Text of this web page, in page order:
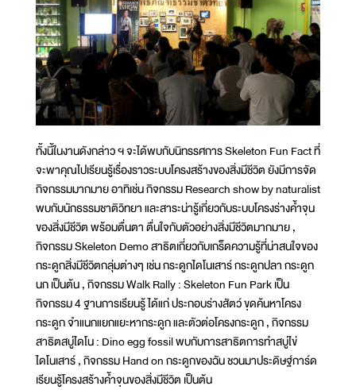
ทั้งนี้ในงานดังกล่าว ฯ จะได้พบกับนิทรรศการ Skeleton Fun Fact ที่
จะพาคุณไปเรียนรู้เรื่องราวระบบโครงสร้างของสิ่งมีชีวิต ยังมีการจัด
กิจกรรมมากมาย อาทิเช่น กิจกรรม Research show by naturalist
พบกับนักธรรมชาติวิทยา และสาระน่ารู้เกี่ยวกับระบบโครงร่างค้ำจุน
ของสิ่งมีชีวิต พร้อมตื่นตา ตื่นใจกับตัวอย่างสิ่งมีชีวิตมากมาย ,
กิจกรรม Skeleton Demo สาธิตเกี่ยวกับเกร็ดความรู้ที่น่าสนใจของ
กระดูกสิ่งมีชีวิตกลุ่มต่างๆ เช่น กระดูกไดโนเสาร์ กระดูกปลา กระดูก
นก เป็นต้น , กิจกรรม Walk Rally : Skeleton Fun Park เป็น
กิจกรรม 4 ฐานการเรียนรู้ ได้แก่ ประกอบร่างสัตว์ ขุดค้นหาโครง
กระดูก จำแนกแยกแยะหากระดูก และตัวต่อโครงกระดูก , กิจกรรม
สาธิตสบู่ไดโน : Dino egg fossil พบกับการสาธิตการทำสบู่ไข่
ไดโนเสาร์ , กิจกรรม Hand on กระดูกของฉัน ชวนมาประดิษฐ์การ์ด
เรียนรู้โครงสร้างค้ำจุนของสิ่งมีชีวิต เป็นต้น